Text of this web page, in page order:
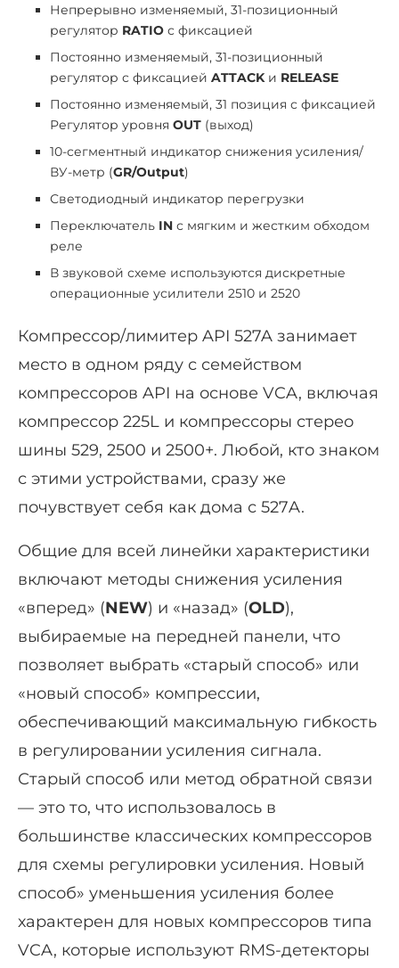
Непрерывно изменяемый, 31-позиционный
регулятор RATIO с фиксацией
Постоянно изменяемый, 31-позиционный
регулятор с фиксацией ATTACK и RELEASE
Постоянно изменяемый, 31 позиция с фиксацией
Регулятор уровня OUT (выход)
10-сегментный индикатор снижения усиления/
ВУ-метр (GR/Output)
Светодиодный индикатор перегрузки
Переключатель IN с мягким и жестким обходом
реле
В звуковой схеме используются дискретные
операционные усилители 2510 и 2520
Компрессор/лимитер API 527A занимает
место в одном ряду с семейством
компрессоров API на основе VCA, включая
компрессор 225L и компрессоры стерео
шины 529, 2500 и 2500+. Любой, кто знаком
с этими устройствами, сразу же
почувствует себя как дома с 527A.
Общие для всей линейки характеристики
включают методы снижения усиления
«вперед» (NEW) и «назад» (OLD),
выбираемые на передней панели, что
позволяет выбрать «старый способ» или
«новый способ» компрессии,
обеспечивающий максимальную гибкость
в регулировании усиления сигнала.
Старый способ или метод обратной связи
— это то, что использовалось в
большинстве классических компрессоров
для схемы регулировки усиления. Новый
способ» уменьшения усиления более
характерен для новых компрессоров типа
VCA, которые используют RMS-детекторы